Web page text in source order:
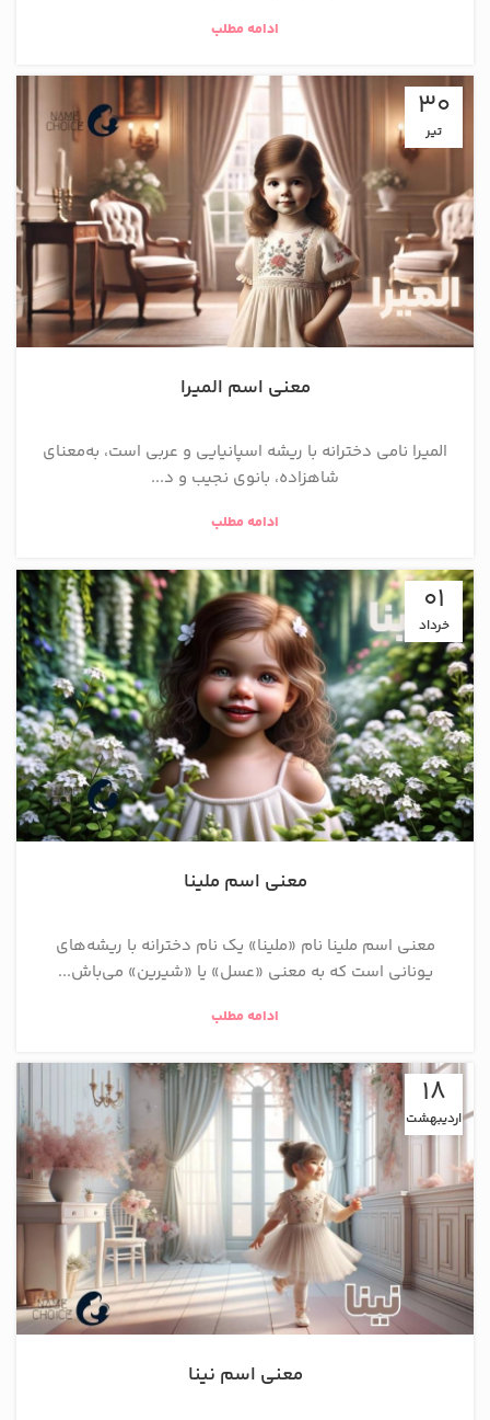
ادامه مطلب
30
تیر
معنی اسم المیرا
المیرا نامی دخترانه با ریشه اسپانیایی و عربی است، به‌معنای
شاهزاده، بانوی نجیب و د...
ادامه مطلب
01
خرداد
معنی اسم ملینا
معنی اسم ملینا نام «ملینا» یک نام دخترانه با ریشه‌های
یونانی است که به معنی «عسل» یا «شیرین» می‌باش...
ادامه مطلب
18
اردیبهشت
معنی اسم نینا